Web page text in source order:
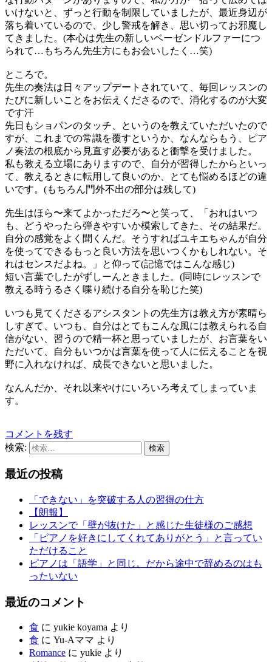
いけないと、ずっと行動を制限していましたが、最近身辺が
落ち着いているので、少し警戒を解き、思い切ってお邪魔し
てきました。(本心は先生の新しいベーゼンドルファーにつ
られて…もちろん先生方にもお会いしたく…笑)
ところで。
先生の奏法は日々アップデートされていて、毎回レッスンの
たびに新しいことをお伝えくださるので、消化するのが大変
です汗
先日もショパンのタッチ、というのを教えていただいたので
すが、これまでの常識を覆すというか、なんならもう、ピア
ノ奏法の根底から見直す必要があると衝撃を受けました。
私も教える立場にありますので、自分が習得したからといっ
て、教えるときに転用して良いのか、とても悩めるほどの違
いです。(もちろん門外不出の部分は残して)
先生はほら〜来てよかっただろ〜と笑って、「おれはいつ
も、どうやったら弾きやすいか模索してきた、その結果だ。
自分の感覚をよく聞くんだ。そうすればユキエちゃんが自分
を使ってできるもっと良い方法を思いつくかもしれない。そ
れはセンスだよね。」と仰って(記憶ではこんな感じ)
短い言葉でしたがずしーんときました。(同時にレッスンで
教える時うるさく喋り続ける自分を恥じた笑)
いつも見てくださるアシスタントの先生方は教え方が素晴ら
しすぎて、いつも、自分はとてもこんな風には教えられる自
信がない、習うので精一杯と思っていましたが、お言葉をい
ただいて、自分もいつかは言葉を使って人に伝えることを視
野に入れなければ、成長できないと思いました。
なんんだか、それ以来やけにいろいろ考えてしまっていま
す。
コメントを残す
検索:
最近の投稿
「できない」を突破する人の習得の仕方
【朗報】
レッスンで「壁が抜けた」と感じた生徒様のご感想
「ピアノを好きにしてくれてありがとう」と言ってい
ただけること
ピアノは「語学」と同じ。だから途中で辞めるのはも
ったいない
最近のコメント
食 に yukie koyama より
食 に Yu-Aママ より
Romance に yukie より